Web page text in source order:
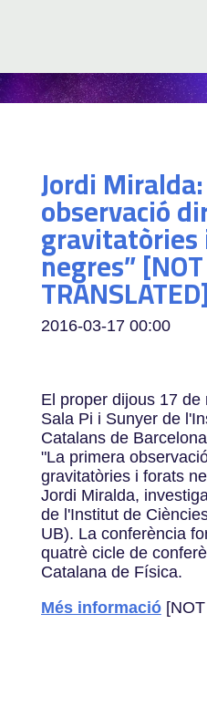
Jordi
observació
negres” [NOT
TRANSLATED]
2016-03-17 00:00
El proper dijous 17
Sala Pi i Sunyer de
Catalans de
"La primera
gravitatòries i forats
Jordi Miralda,
de l'Institut de
UB). La conferència
quatrè cicle de
Catalana de Física.
Més informació[NOT